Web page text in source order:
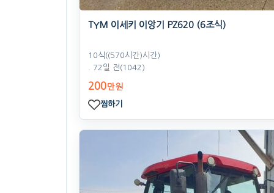
TYM 이세키 이앙기 PZ620 (6조식)
10식((570시간)시간)
. 72일 전(1042)
200만원
찜하기